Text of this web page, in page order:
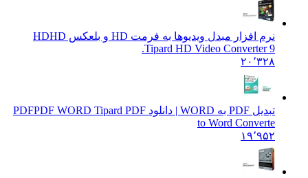
نرم افزار مبدل ویدیوها به فرمت HD و بلعکس HD
HD
Tipard HD Video Converter 9.
۲۰٬۳۲۸
تبدیل PDF به WORD | دانلود PDF
PDF WORD Tipard PDF
to Word Converte
۱۹٬۹۵۲